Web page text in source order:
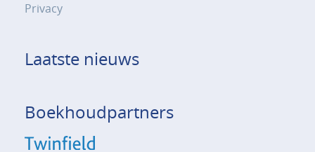
Privacy
Laatste nieuws
Boekhoudpartners